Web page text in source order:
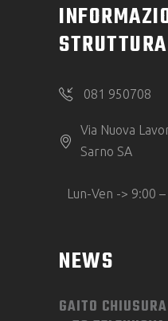
STRUTTURA
081 950708
Via Nuova
Sarno SA
Lun-Ven -> 9:00
NEWS
GAITO